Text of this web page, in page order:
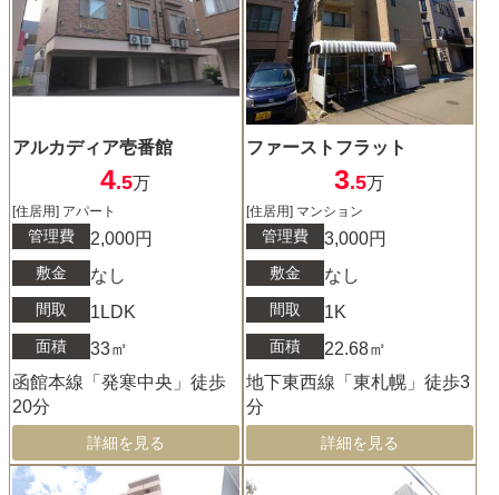
アルカディア壱番館
4.5万
[住居用] アパート
管理費 2,000円
敷金 なし
間取 1LDK
面積
33㎡
函館本線「発寒中央」徒歩
20分
詳細を見る
ファーストフラット
3.5万
[住居用] マンション
管理費 3,000円
敷金 なし
間取 1K
面積
22.68㎡
地下東西線「東札幌」徒歩3
分
詳細を見る